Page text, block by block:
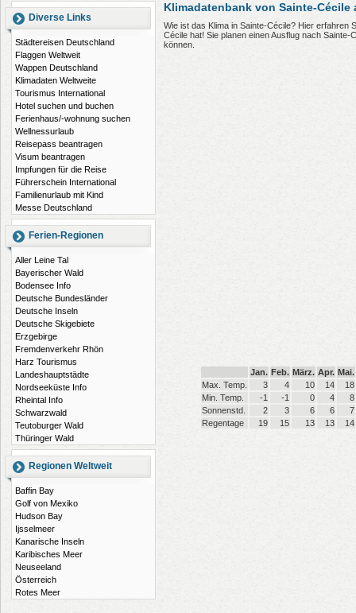
Diverse Links
Städtereisen Deutschland
Flaggen Weltweit
Wappen Deutschland
Klimadaten Weltweite
Tourismus International
Hotel suchen und buchen
Ferienhaus/-wohnung suchen
Wellnessurlaub
Reisepass beantragen
Visum beantragen
Impfungen für die Reise
Führerschein International
Familienurlaub mit Kind
Messe Deutschland
Ferien-Regionen
Aller Leine Tal
Bayerischer Wald
Bodensee Info
Deutsche Bundesländer
Deutsche Inseln
Deutsche Skigebiete
Erzgebirge
Fremdenverkehr Rhön
Harz Tourismus
Landeshauptstädte
Nordseeküste Info
Rheintal Info
Schwarzwald
Teutoburger Wald
Thüringer Wald
Regionen Weltweit
Baffin Bay
Golf von Mexiko
Hudson Bay
Ijsselmeer
Kanarische Inseln
Karibisches Meer
Neuseeland
Österreich
Rotes Meer
Klimadatenbank von Sainte-Cécile
Wie ist das Klima in Sainte-Cécile? Hier erfahren
Cécile hat! Sie planen einen Ausflug nach
können.
Jan. Feb. März. Apr. Mai.
Max. Temp.
3 4 10 14
18
Min. Temp.
-1 -1 0 4
8
Sonnenstd.
2 3 6 6
7
Regentage
19 15 13 13 14